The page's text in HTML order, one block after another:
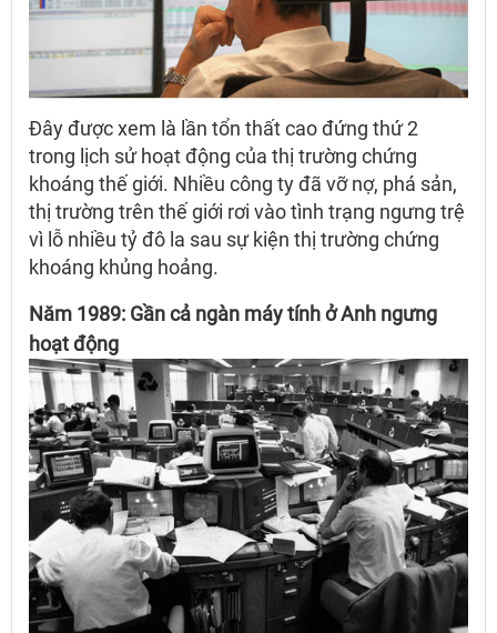
Đây được xem là lần tổn thất cao đứng thứ 2
trong lịch sử hoạt động của thị trường chứng
khoáng thế giới. Nhiều công ty đã vỡ nợ, phá sản,
thị trường trên thế giới rơi vào tình trạng ngưng trệ
vì lỗ nhiều tỷ đô la sau sự kiện thị trường chứng
khoáng khủng hoảng.
Năm 1989: Gần cả ngàn máy tính ở Anh ngưng
hoạt động